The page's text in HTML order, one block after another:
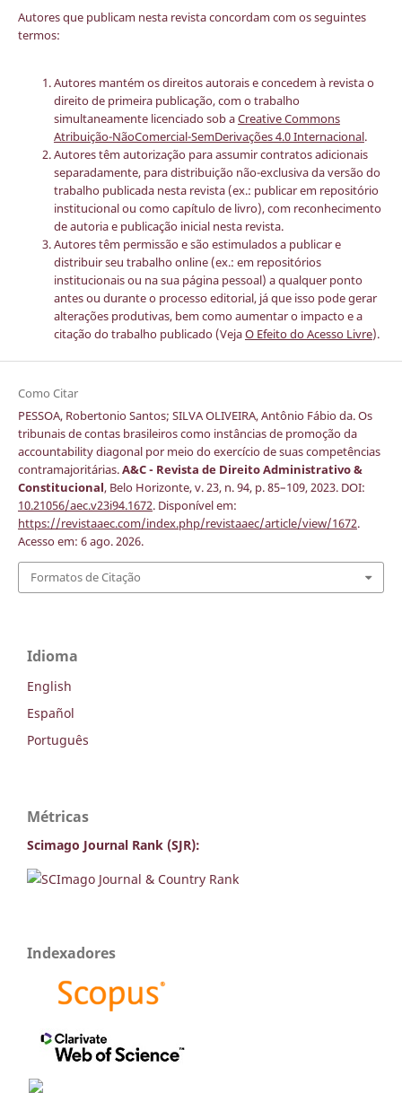
Autores que publicam nesta revista concordam com os seguintes
termos:
Autores mantém os direitos autorais e concedem à revista o
direito de primeira publicação, com o trabalho
simultaneamente licenciado sob aCreative Commons
Atribuição-NãoComercial-SemDerivações 4.0 Internacional.
Autores têm autorização para assumir contratos adicionais
separadamente, para distribuição não-exclusiva da versão do
trabalho publicada nesta revista (ex.: publicar em repositório
institucional ou como capítulo de livro), com reconhecimento
de autoria e publicação inicial nesta revista.
Autores têm permissão e são estimulados a publicar e
distribuir seu trabalho online (ex.: em repositórios
institucionais ou na sua página pessoal) a qualquer ponto
antes ou durante o processo editorial, já que isso pode gerar
alterações produtivas, bem como aumentar o impacto e a
citação do trabalho publicado (VejaO Efeito do Acesso Livre).
Como Citar
PESSOA, Robertonio Santos; SILVA OLIVEIRA, Antônio Fábio da. Os
tribunais de contas brasileiros como instâncias de promoção da
accountability diagonal por meio do exercício de suas competências
contramajoritárias.A&C - Revista de Direito Administrativo &
Constitucional, Belo Horizonte, v. 23, n. 94, p. 85–109, 2023. DOI:
10.21056/aec.v23i94.1672. Disponível em:
https://revistaaec.com/index.php/revistaaec/article/view/1672.
Acesso em: 6 ago. 2026.
Formatos de Citação
Idioma
English
Español
Português
Métricas
Scimago Journal Rank (SJR):
Indexadores